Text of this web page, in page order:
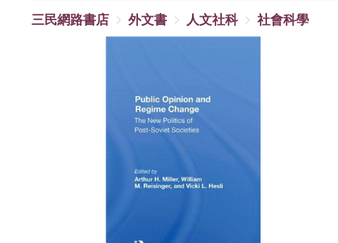
三民網路書店
外文書 人文社科 社會科學